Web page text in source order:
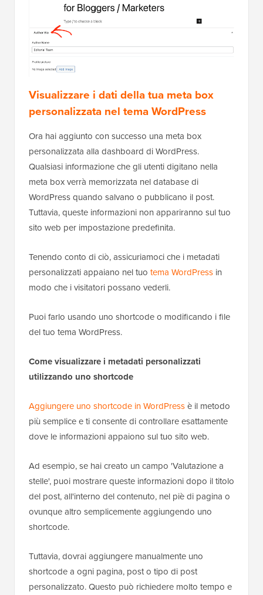
Visualizzare i dati della tua meta box
personalizzata nel tema WordPress
Ora hai aggiunto con successo una meta box
personalizzata alla dashboard di WordPress.
Qualsiasi informazione che gli utenti digitano nella
meta box verrà memorizzata nel database di
WordPress quando salvano o pubblicano il post.
Tuttavia, queste informazioni non appariranno sul tuo
sito web per impostazione predefinita.
Tenendo conto di ciò, assicuriamoci che i metadati
personalizzati appaiano nel tuo tema WordPress in
modo che i visitatori possano vederli.
Puoi farlo usando uno shortcode o modificando i file
del tuo tema WordPress.
Come visualizzare i metadati personalizzati
utilizzando uno shortcode
Aggiungere uno shortcode in WordPressè il metodo
più semplice e ti consente di controllare esattamente
dove le informazioni appaiono sul tuo sito web.
Ad esempio, se hai creato un campo 'Valutazione a
stelle', puoi mostrare queste informazioni dopo il titolo
del post, all'interno del contenuto, nel piè di pagina o
ovunque altro semplicemente aggiungendo uno
shortcode.
Tuttavia, dovrai aggiungere manualmente uno
shortcode a ogni pagina, post o tipo di post
personalizzato. Questo può richiedere molto tempo e